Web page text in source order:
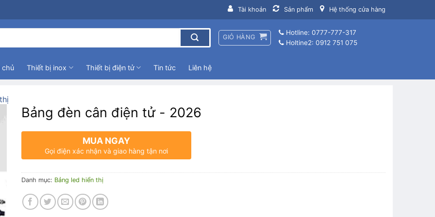
Tài khoản Sản phẩm Hệ thống cửa hàng
GIỎ HÀNG
Hotline: 0777-777-317
Holtine2: 0912 751 075
chủ Thiết bị inox Thiết bị điện tử Tin tức Liên hệ
Bảng đèn cân điện tử - 2026
MUA NGAY
Gọi điện xác nhận và giao hàng tận nơi
Danh mục: Bảng led hiển thị